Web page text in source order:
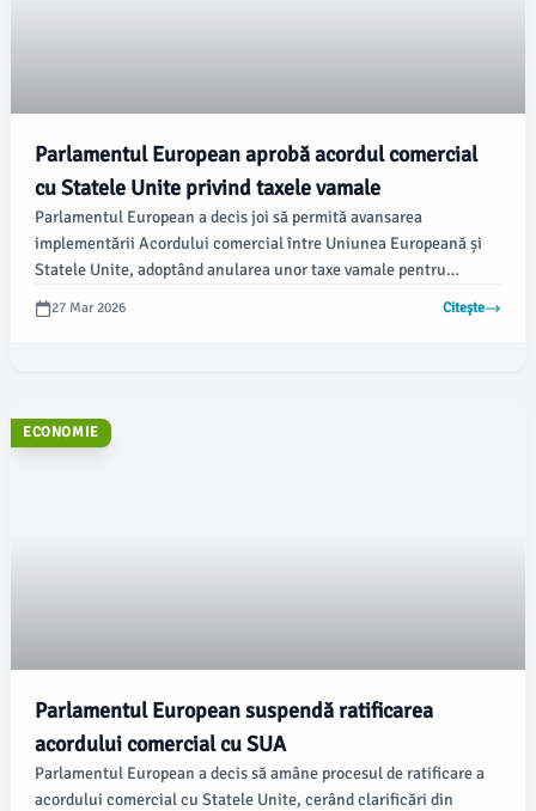
Parlamentul European aprobă acordul comercial
cu Statele Unite privind taxele vamale
Parlamentul European a decis joi să permită avansarea
implementării Acordului comercial între Uniunea Europeană și
Statele Unite, adoptând anularea unor taxe vamale pentru
majoritatea produselor americane importate în UE, conform AFP.
Totuși, această aprobare vine cu o serie de garanții și clauze de
27 Mar 2026 Citește
ECONOMIE
Parlamentul European suspendă ratificarea
acordului comercial cu SUA
Parlamentul European a decis să amâne procesul de ratificare a
acordului comercial cu Statele Unite, cerând clarificări din